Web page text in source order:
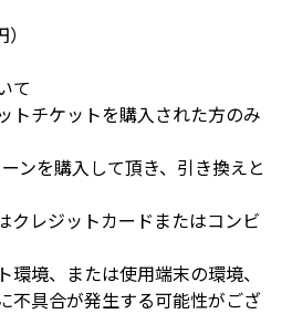
て
トチケットを購入された方のみ
ンを購入して頂き、引き換えと
クレジットカードまたはコンビ
環境、または使用端末の環境、
不具合が発生する可能性がござ